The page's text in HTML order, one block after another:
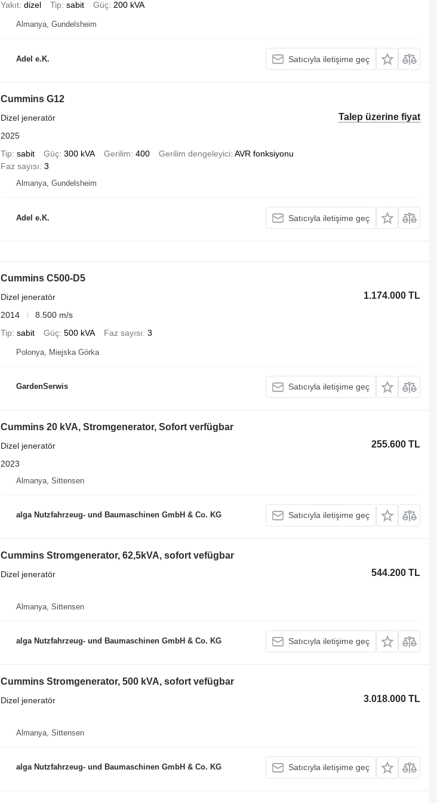
Yakıt dizel Tip sabit Güç 200 kVA
Almanya, Gundelsheim
Adel e.K. Satıcıyla iletişime geç
Cummins G12
Talep üzerine fiyat
Dizel jeneratör
2025
Tip sabit Güç 300 kVA Gerilim 400 Gerilim dengeleyici AVR fonksiyonu
Faz sayısı 3
Almanya, Gundelsheim
Adel e.K. Satıcıyla iletişime geç
Cummins C500-D5
1.174.000 TL
Dizel jeneratör
2014
8.500 m/s
Tip sabit Güç 500 kVA Faz sayısı 3
Polonya, Miejska Górka
GardenSerwis Satıcıyla iletişime geç
Cummins 20 kVA, Stromgenerator, Sofort verfügbar
255.600 TL
Dizel jeneratör
2023
Almanya, Sittensen
alga Nutzfahrzeug- und Baumaschinen GmbH & Co. KG Satıcıyla iletişime geç
Cummins Stromgenerator, 62,5kVA, sofort vefügbar
544.200 TL
Dizel jeneratör
Almanya, Sittensen
alga Nutzfahrzeug- und Baumaschinen GmbH & Co. KG Satıcıyla iletişime geç
Cummins Stromgenerator, 500 kVA, sofort vefügbar
3.018.000 TL
Dizel jeneratör
Almanya, Sittensen
alga Nutzfahrzeug- und Baumaschinen GmbH & Co. KG Satıcıyla iletişime geç